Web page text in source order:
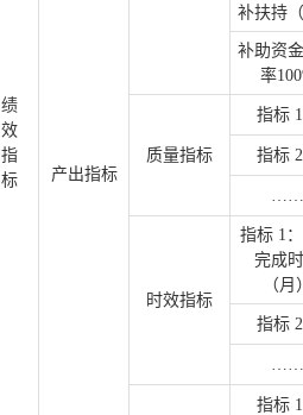
绩
效
指
标
产出指标
补扶持
补助资
率
质量指标
指标
指标
……
时效指标
指标 1
完成
（月
指标
……
指标